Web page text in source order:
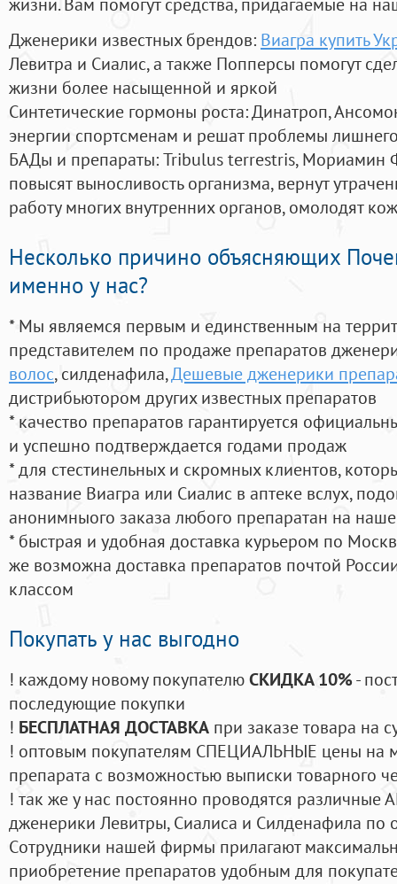
Дженерики известных брендов: Виагра купить
Левитра и Сиалис, а также Попперсы помогут
жизни более насыщенной и яркой
Синтетические гормоны роста: Динатроп,
энергии спортсменам и решат проблемы
БАДы и препараты:Tribulus terrestris, Мориамин
повысят выносливость организма, вернут
работу многих внутренних органов, омолодят
Несколько причино объясняющих
именно у нас?
* Мы являемся первым и единственным на
представителем по продаже препаратов
волос, силденафила,Дешевые дженерики
дистрибьютором других известных препаратов
* качество препаратов гарантируется
и успешно подтверждается годами продаж
* для стестинельных и скромных клиентов,
название Виагра или Сиалис в аптеке вслух,
анонимныого заказа любого препаратан на
* быстрая и удобная доставка курьером по
же возможна доставка препаратов почтой
классом
Покупать у нас выгодно
! каждому новому покупателюСКИДКА 10%-
последующие покупки
! БЕСПЛАТНАЯ ДОСТАВКА при заказе товара на
! оптовым покупателям СПЕЦИАЛЬНЫЕ цены на
препарата с возможностью выписки товарного
! так же у нас постоянно проводятся
дженерики Левитры, Сиалиса и Силденафила по
Cотрудники нашей фирмы прилагают
приобретение препаратов удобным для